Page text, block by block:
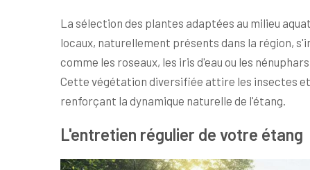
La sélection des plantes adaptées au milieu
locaux, naturellement présents dans la région,
comme les roseaux, les iris d'eau ou les
Cette végétation diversifiée attire les insectes
renforçant la dynamique naturelle de l'étang.
L'entretien régulier de votre étang